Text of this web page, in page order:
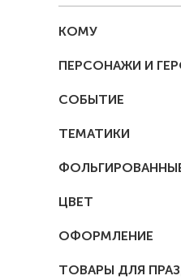
КОМУ
ПЕРСОНАЖИ И
СОБЫТИЕ
ТЕМАТИКИ
ЦВЕТ
ОФОРМЛЕНИЕ
ТОВАРЫ ДЛЯ